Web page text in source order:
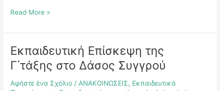
Read More »
Εκπαιδευτική Επίσκεψη της
Γ΄τάξης στο Δάσος Συγγρού
Αφήστε ένα Σχόλιο / ΑΝΑΚΟΙΝΩΣΕΙΣ, Εκπαιδευτικά
Εκπαιδευτική
Επίσκεψη
της
Γ΄τάξης